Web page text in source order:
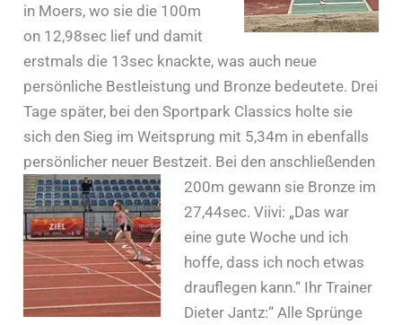
in Moers, wo sie die 100m
on 12,98sec lief und damit
erstmals die 13sec knackte, was auch neue
persönliche Bestleistung und Bronze bedeutete. Drei
Tage später, bei den Sportpark Classics holte sie
sich den Sieg im Weitsprung mit 5,34m in ebenfalls
persönlicher neuer Bestzeit. Bei den anschließenden
200m gewann sie Bronze im
27,44sec. Viivi: „Das war
eine gute Woche und ich
hoffe, dass ich noch etwas
drauflegen kann.“ Ihr Trainer
Dieter Jantz:“ Alle Sprünge